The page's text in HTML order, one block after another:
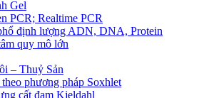
Gel
PCR; Realtime PCR
định lượng ADN, DNA, Protein
quy mô lớn
– Thuỷ Sản
phương pháp Soxhlet
cất đạm Kjeldahl